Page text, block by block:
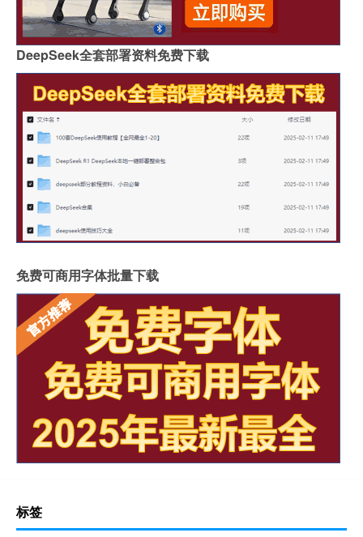
DeepSeek全套部署资料免费下载
免费可商用字体批量下载
标签